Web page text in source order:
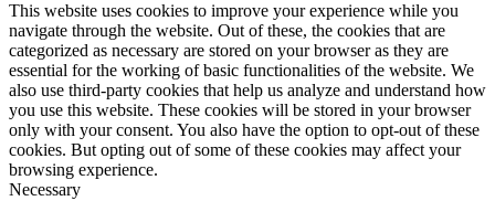
This website uses cookies to improve your experience while you
navigate through the website. Out of these, the cookies that are
categorized as necessary are stored on your browser as they are
essential for the working of basic functionalities of the website. We
also use third-party cookies that help us analyze and understand how
you use this website. These cookies will be stored in your browser
only with your consent. You also have the option to opt-out of these
cookies. But opting out of some of these cookies may affect your
browsing experience.
Necessary